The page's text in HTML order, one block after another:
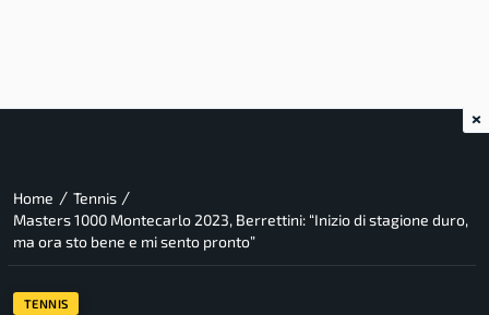
Home / Tennis /
Masters 1000 Montecarlo 2023, Berrettini: “Inizio di stagione duro,
ma ora sto bene e mi sento pronto”
TENNIS
×